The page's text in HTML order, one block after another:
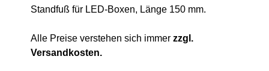
Standfuß für LED-Boxen, Länge 150 mm.
Alle Preise verstehen sich immer zzgl.
Versandkosten.